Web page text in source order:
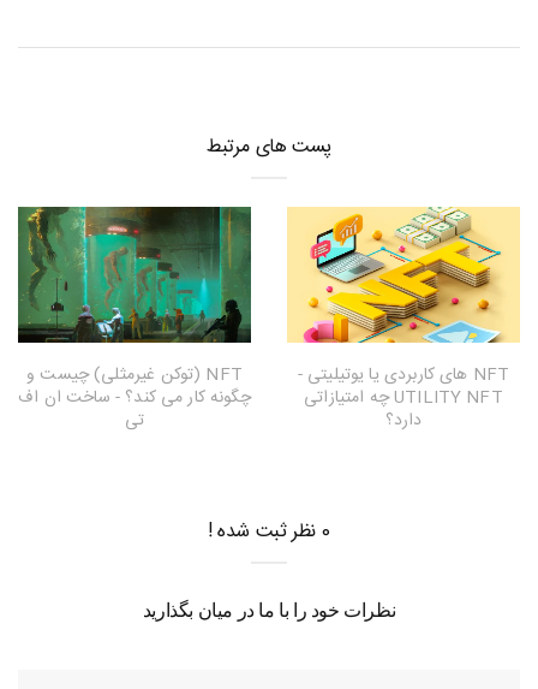
پست های مرتبط
NFT (توکن غیرمثلی) چیست و
چگونه کار می کند؟ - ساخت ان اف
تی
NFT های کاربردی یا یوتیلیتی -
UTILITY NFT چه امتیازاتی
دارد؟
0 نظر ثبت شده !
نظرات خود را با ما در میان بگذارید